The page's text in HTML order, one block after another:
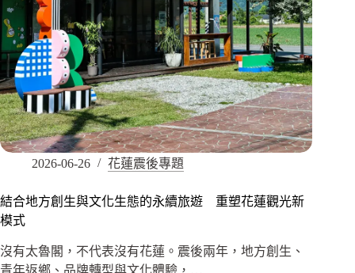
2026-06-26 花蓮震後專題
結合地方創生與文化生態的永續旅遊 重塑花蓮觀光新
模式
沒有太魯閣，不代表沒有花蓮。震後兩年，地方創生、
青年返鄉、品牌轉型與文化體驗，…